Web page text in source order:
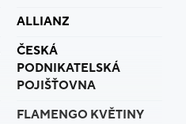
ALLIANZ
ČESKÁ
PODNIKATELSKÁ
POJIŠŤOVNA
FLAMENGO KVĚTINY